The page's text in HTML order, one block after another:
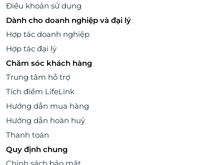
Điều khoản sử dụng
Dành cho doanh nghiệp và đại lý
Hợp tác doanh nghiệp
Hợp tác đại lý
Chăm sóc khách hàng
Trung tâm hỗ trợ
Tích điểm LifeLink
Hướng dẫn mua hàng
Hướng dẫn hoàn huỷ
Thanh toán
Quy định chung
Chính sách bảo mật